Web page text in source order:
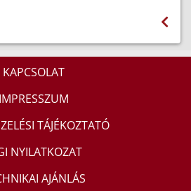
KAPCSOLAT
IMPRESSZUM
TÁJÉKOZTATÓ
NYILATKOZAT
AJÁNLÁS